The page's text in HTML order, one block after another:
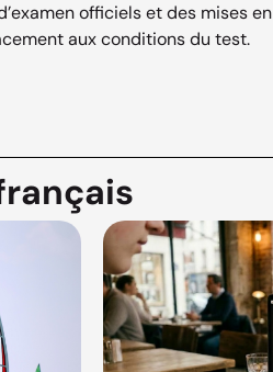
officiels et des mises en
aux conditions du test.